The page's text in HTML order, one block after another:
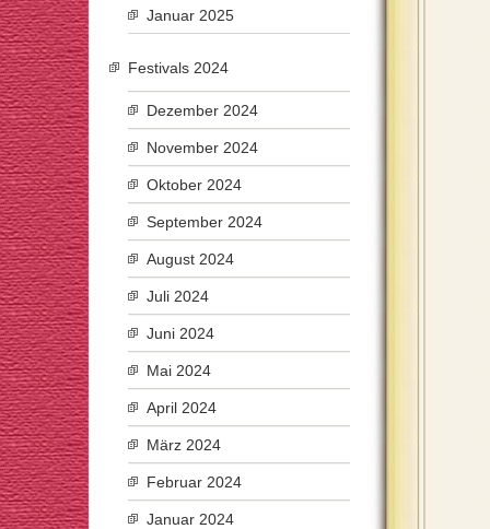
Januar 2025
Festivals 2024
Dezember 2024
November 2024
Oktober 2024
September 2024
August 2024
Juli 2024
Juni 2024
Mai 2024
April 2024
März 2024
Februar 2024
Januar 2024